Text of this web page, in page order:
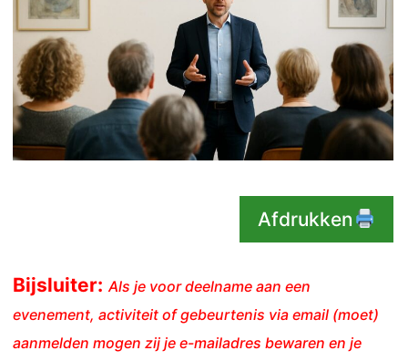
Afdrukken
Bijsluiter: Als je voor deelname aan een
evenement, activiteit of gebeurtenis via email (moet)
aanmelden mogen zij je e-mailadres bewaren en je